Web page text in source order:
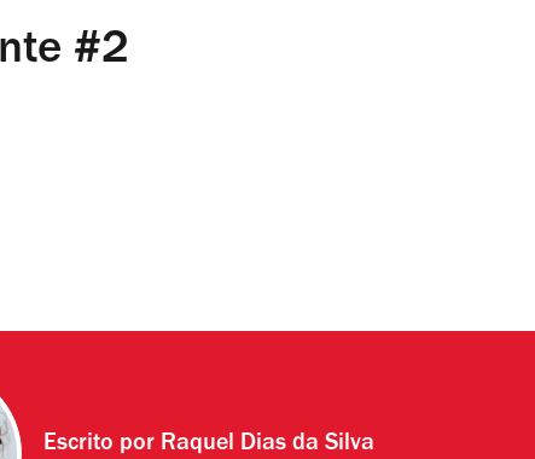
#2
Escrito por Raquel Dias da Silva